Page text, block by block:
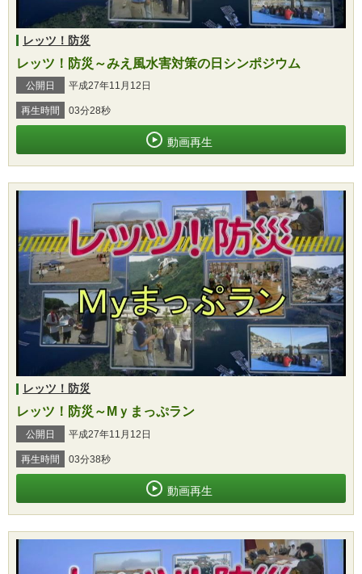
レッツ！防災
レッツ！防災～みえ風水害対策の日シンポジウム
公開日 平成27年11月12日
再生時間 03分28秒
動画再生
レッツ！防災
レッツ！防災～Mｙまっぷラン
公開日 平成27年11月12日
再生時間 03分38秒
動画再生